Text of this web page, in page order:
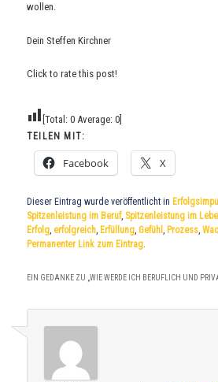
wollen.
Dein Steffen Kirchner
Click to rate this post!
[Total:0 Average:0]
TEILEN MIT:
Facebook X
Dieser Eintrag wurde veröffentlicht in
Spitzenleistung im Beruf, Spitzenleistung im
Erfolg erfolgreich Erfüllung ,Gefühl Prozess ,
Permanenter Link zum Eintrag
EIN GEDANKE ZU „WIE WERDE ICH BERUFLICH UND